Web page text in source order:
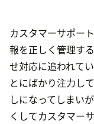
カスタマーサポー
報を正しく管理す
せ対応に追われて
とにばかり注力し
しになってしまい
くしてカスタマー